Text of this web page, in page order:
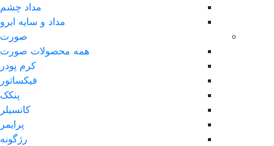
مداد چشم
مداد و سایه ابرو
صورت
همه محصولات صورت
کرم پودر
فیکساتور
پنکک
کانسیلر
پرایمر
رژگونه